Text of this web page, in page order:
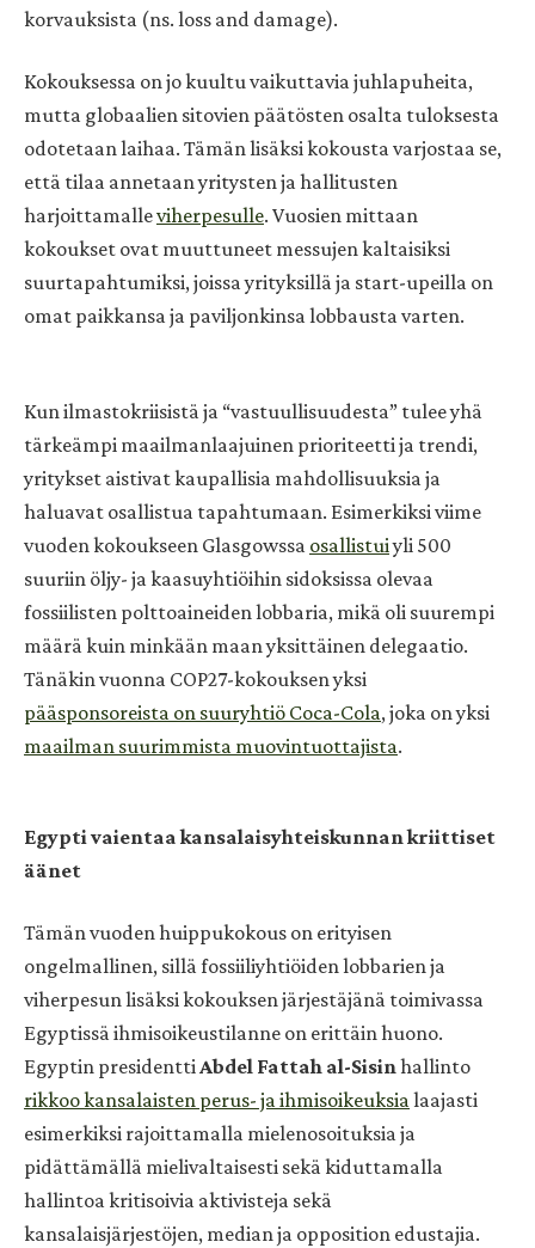
korvauksista (ns. loss and damage).
Kokouksessa on jo kuultu vaikuttavia juhlapuheita,
mutta globaalien sitovien päätösten osalta tuloksesta
odotetaan laihaa. Tämän lisäksi kokousta varjostaa se,
että tilaa annetaan yritysten ja hallitusten
harjoittamalleviherpesulle. Vuosien mittaan
kokoukset ovat muuttuneet messujen kaltaisiksi
suurtapahtumiksi, joissa yrityksillä ja start-upeilla on
omat paikkansa ja paviljonkinsa lobbausta varten.
Kun ilmastokriisistä ja “vastuullisuudesta” tulee yhä
tärkeämpi maailmanlaajuinen prioriteetti ja trendi,
yritykset aistivat kaupallisia mahdollisuuksia ja
haluavat osallistua tapahtumaan. Esimerkiksi viime
vuoden kokoukseen Glasgowssa osallistuiyli 500
suuriin öljy- ja kaasuyhtiöihin sidoksissa olevaa
fossiilisten polttoaineiden lobbaria, mikä oli suurempi
määrä kuin minkään maan yksittäinen delegaatio.
Tänäkin vuonna COP27-kokouksen yksi
pääsponsoreista on suuryhtiö Coca-Cola, joka on yksi
maailman suurimmista muovintuottajista.
Egypti vaientaa kansalaisyhteiskunnan kriittiset
äänet
Tämän vuoden huippukokous on erityisen
ongelmallinen, sillä fossiiliyhtiöiden lobbarien ja
viherpesun lisäksi kokouksen järjestäjänä toimivassa
Egyptissä ihmisoikeustilanne on erittäin huono.
Egyptin presidenttiAbdel Fattah al-Sisinhallinto
rikkoo kansalaisten perus- ja ihmisoikeuksialaajasti
esimerkiksi rajoittamalla mielenosoituksia ja
pidättämällä mielivaltaisesti sekä kiduttamalla
hallintoa kritisoivia aktivisteja sekä
kansalaisjärjestöjen, median ja opposition edustajia.